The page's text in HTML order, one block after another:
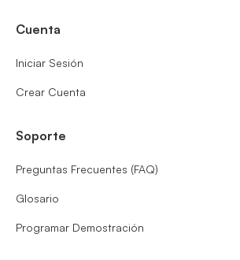
Cuenta
Iniciar Sesión
Crear Cuenta
Soporte
Preguntas Frecuentes (FAQ)
Glosario
Programar Demostración